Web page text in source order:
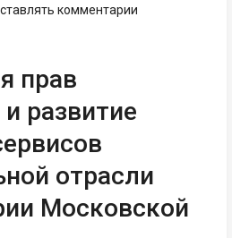
комментарии
прав
развитие
отрасли
Московской